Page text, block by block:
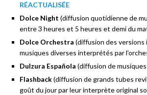
RÉACTUALISÉE
Dolce Night (diffusion quotidienne de
entre 3 heures et 5 heures et demi du
Dolce Orchestra (diffusion des
musiques diverses interprétés par
Dulzura Española (diffusion de
Flashback(diffusion de grands tubes
goût du jour par leur interprète original